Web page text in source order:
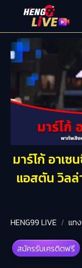
มาร์โก้ อาเซ
แอสตัน วิลล่
HENG99 LIVE แท
สมัครรับเครดิตฟรี